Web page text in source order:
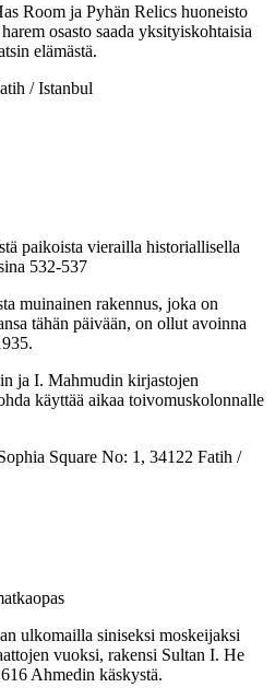
Room ja Pyhän Relics huoneisto
osasto saada yksityiskohtaisia
elämästä.
/ Istanbul
paikoista vierailla historiallisella
532-537
muinainen rakennus, joka on
tähän päivään, on ollut avoinna
ja I. Mahmudin kirjastojen
käyttää aikaa toivomuskolonnalle
Square No: 1, 34122 Fatih /
ulkomailla siniseksi moskeijaksi
vuoksi, rakensi Sultan I. He
Ahmedin käskystä.